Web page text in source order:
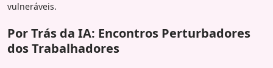
vulneráveis.
Por Trás da IA: Encontros Perturbadores
dos Trabalhadores